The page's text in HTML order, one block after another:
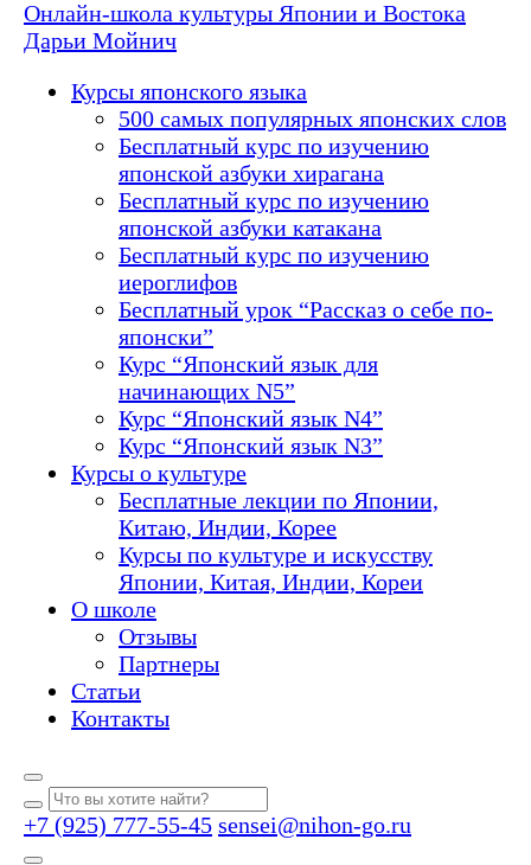
Онлайн-школа культуры Японии и Востока
Дарьи Мойнич
Курсы японского языка
500 самых популярных японских слов
Бесплатный курс по изучению
японской азбуки хирагана
Бесплатный курс по изучению
японской азбуки катакана
Бесплатный курс по изучению
иероглифов
Бесплатный урок “Рассказ о себе по-
японски”
Курс “Японский язык для
начинающих N5”
Курс “Японский язык N4”
Курс “Японский язык N3”
Курсы о культуре
Бесплатные лекции по Японии,
Китаю, Индии, Корее
Курсы по культуре и искусству
Японии, Китая, Индии, Кореи
О школе
Отзывы
Партнеры
Статьи
Контакты
+7 (925) 777-55-45 sensei@nihon-go.ru